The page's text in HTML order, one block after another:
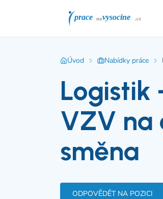
Úvod Nabídky práce
Logistik
VZV na
směna
ODPOVĚDĚT NA POZICI